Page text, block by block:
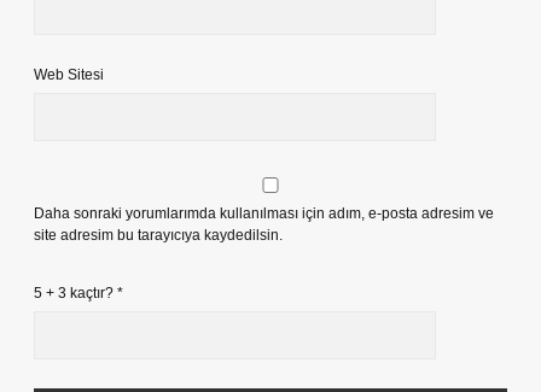
Web Sitesi
Daha sonraki yorumlarımda kullanılması için adım, e-posta adresim ve
site adresim bu tarayıcıya kaydedilsin.
5 + 3 kaçtır? *